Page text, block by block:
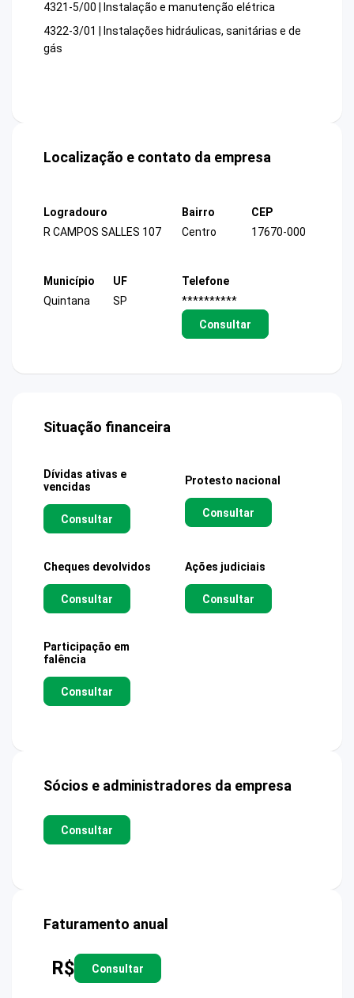
4321-5/00 | Instalação e manutenção elétrica
4322-3/01 | Instalações hidráulicas, sanitárias e de
gás
Localização e contato da empresa
Logradouro
R CAMPOS SALLES 107
Bairro
Centro
CEP
17670-000
Município
Quintana
UF
SP
Telefone
**********
Consultar
Situação financeira
Dívidas ativas e
vencidas
Consultar
Protesto nacional
Consultar
Cheques devolvidos
Consultar
Ações judiciais
Consultar
Participação em
falência
Consultar
Sócios e administradores da empresa
Consultar
Faturamento anual
R$ Consultar